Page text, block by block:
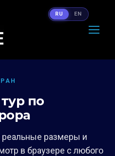
по
реальные размеры и
в браузере с любого
RU EN